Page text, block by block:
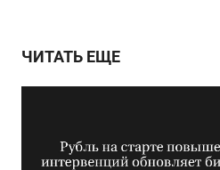
ЧИТАТЬ ЕЩЕ